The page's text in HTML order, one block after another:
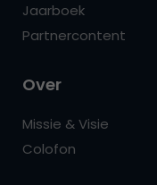
Jaarboek
Partnercontent
Over
Missie & Visie
Colofon